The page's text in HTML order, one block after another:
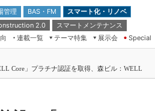
管理 BAS・FM
スマート化・リノベ
2.0
スマートメンテナンス
連載一覧
テーマ特集
業界の“ゲー
展示会
際 建設・測量展
Special
Core」プラチナ認証を取得、森ビル：WELL